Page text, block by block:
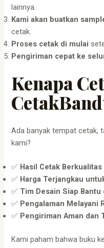
lainnya.
Kami akan buatkan
cetak.
Proses cetak di mulai
Pengiriman cepat ke
Kenapa
Ada banyak tempat cetak,
kami?
✅ Hasil Cetak
✅ Harga Terjangkau
✅ Tim Desain Siap Bantu
✅ Pengalaman Melayani
✅ Pengiriman Aman dan
Kami paham bahwa buku